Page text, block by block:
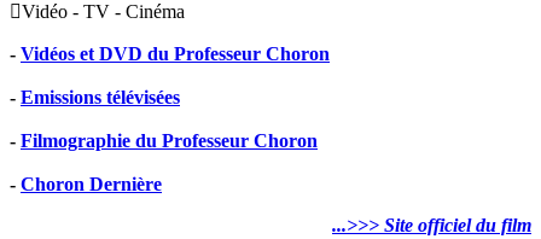
Vidéo - TV - Cinéma
- Vidéos et DVD du Professeur Choron
- Emissions télévisées
- Filmographie du Professeur Choron
- Choron Dernière
...>>> Site officiel du film